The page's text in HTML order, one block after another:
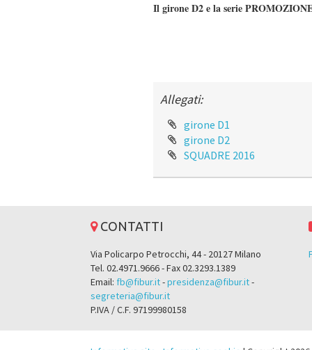
Il girone D2 e la serie
Allegati:
girone D1
girone D2
SQUADRE 2016
CONTATTI
Via Policarpo Petrocchi, 44 - 20127 Milano
Tel. 02.4971.9666 - Fax 02.3293.1389
Email: fb@fibur.it-presidenza@fibur.it-
segreteria@fibur.it
P.IVA / C.F. 97199980158